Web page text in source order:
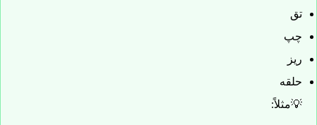
تق
چپ
ریز
حلقه
💡مثلاً: